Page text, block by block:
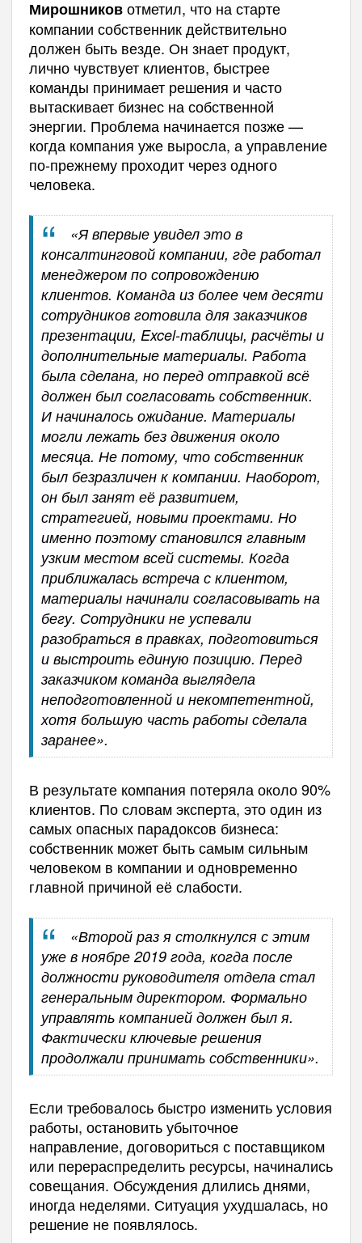
Мирошниковотметил, что на старте
компании собственник действительно
должен быть везде. Он знает продукт,
лично чувствует клиентов, быстрее
команды принимает решения и часто
вытаскивает бизнес на собственной
энергии. Проблема начинается позже —
когда компания уже выросла, а управление
по-прежнему проходит через одного
человека.
«Я впервые увидел это в
консалтинговой компании, где работал
менеджером по сопровождению
клиентов. Команда из более чем десяти
сотрудников готовила для заказчиков
презентации, Excel-таблицы, расчёты и
дополнительные материалы. Работа
была сделана, но перед отправкой всё
должен был согласовать собственник.
И начиналось ожидание. Материалы
могли лежать без движения около
месяца. Не потому, что собственник
был безразличен к компании. Наоборот,
он был занят её развитием,
стратегией, новыми проектами. Но
именно поэтому становился главным
узким местом всей системы. Когда
приближалась встреча с клиентом,
материалы начинали согласовывать на
бегу. Сотрудники не успевали
разобраться в правках, подготовиться
и выстроить единую позицию. Перед
заказчиком команда выглядела
неподготовленной и некомпетентной,
хотя большую часть работы сделала
заранее».
В результате компания потеряла около 90%
клиентов. По словам эксперта, это один из
самых опасных парадоксов бизнеса:
собственник может быть самым сильным
человеком в компании и одновременно
главной причиной её слабости.
«Второй раз я столкнулся с этим
уже в ноябре 2019 года, когда после
должности руководителя отдела стал
генеральным директором. Формально
управлять компанией должен был я.
Фактически ключевые решения
продолжали принимать собственники».
Если требовалось быстро изменить условия
работы, остановить убыточное
направление, договориться с поставщиком
или перераспределить ресурсы, начинались
совещания. Обсуждения длились днями,
иногда неделями. Ситуация ухудшалась, но
решение не появлялось.